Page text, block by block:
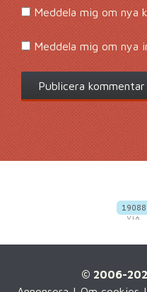
Meddela mig om nya
Meddela mig om nya
© 2006-